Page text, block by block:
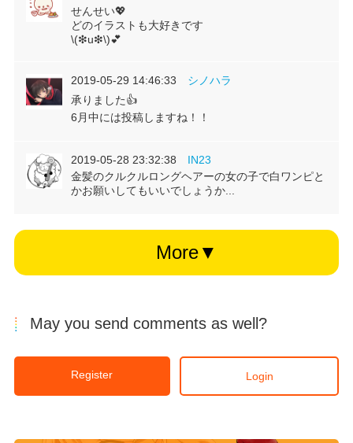
せんせい💖
どのイラストも大好きです
\(❇u❇\)💕
2019-05-29 14:46:33 シノハラ
承りました👍
6月中には投稿しますね！！
2019-05-28 23:32:38 IN23
金髪のクルクルロングヘアーの女の子で白ワンピと
かお願いしてもいいでしょうか...
More▼
May you send comments as well?
Register Login